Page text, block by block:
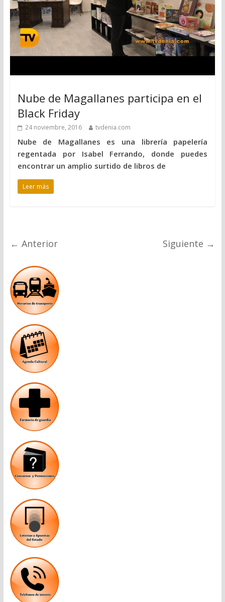
Nube de Magallanes participa en el
Black Friday
24 noviembre, 2016 tvdenia.com
Nube de Magallanes es una librería papelería
regentada por Isabel Ferrando, donde puedes
encontrar un amplio surtido de libros de
Leer más
← Anterior Siguiente →